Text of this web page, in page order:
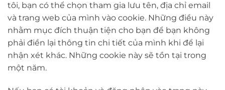
tôi, bạn có thể chọn tham gia lưu tên, địa chỉ email
và trang web của mình vào cookie. Những điều này
nhằm mục đích thuận tiện cho bạn để bạn không
phải điền lại thông tin chi tiết của mình khi để lại
nhận xét khác. Những cookie này sẽ tồn tại trong
một năm.